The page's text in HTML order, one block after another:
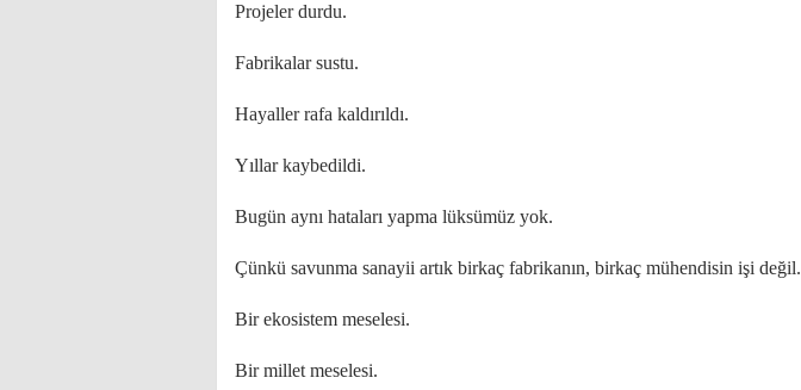
Projeler durdu.
Fabrikalar sustu.
Hayaller rafa kaldırıldı.
Yıllar kaybedildi.
Bugün aynı hataları yapma lüksümüz yok.
Çünkü savunma sanayii artık birkaç fabrikanın, birkaç mühendisin işi değil.
Bir ekosistem meselesi.
Bir millet meselesi.